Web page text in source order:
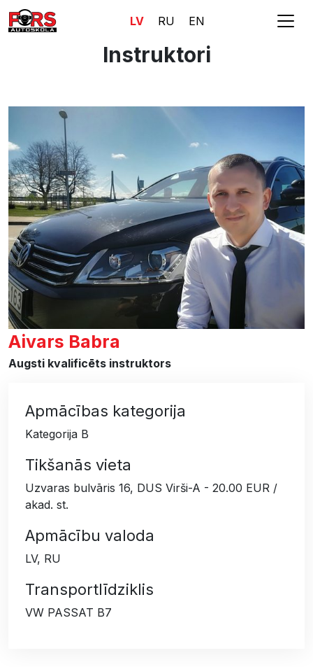
LV RU EN
Instruktori
Aivars Babra
Augsti kvalificēts instruktors
Apmācības kategorija
Kategorija B
Tikšanās vieta
Uzvaras bulvāris 16, DUS Virši-A - 20.00 EUR /
akad. st.
Apmācību valoda
LV, RU
Transportlīdziklis
VW PASSAT B7